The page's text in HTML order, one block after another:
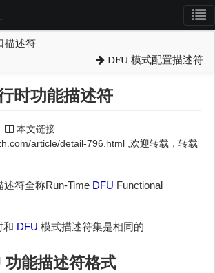
描述符
DFU 模式配置描述符
时功能描述符
本文链接
article/detail-796.html ,欢迎转载，转载
述符全称Run-Time DFU Functional
和 DFU 模式描述符集是相同的
功能描述符格式